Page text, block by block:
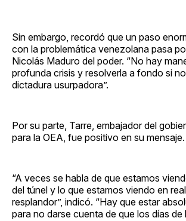
Sin embargo, recordó que un paso
con la problemática venezolana pasa
Nicolás Maduro del poder. “No hay
profunda crisis y resolverla a fondo si
dictadura usurpadora”.
Por su parte, Tarre, embajador del
para la OEA, fue positivo en su mensaje.
“A veces se habla de que estamos
del túnel y lo que estamos viendo en
resplandor”, indicó. “Hay que estar
para no darse cuenta de que los días de